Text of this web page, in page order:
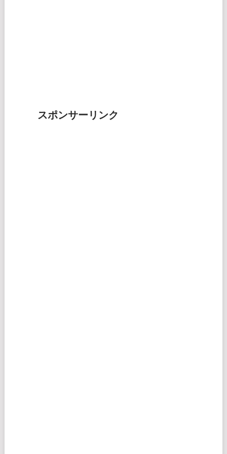
スポンサーリンク